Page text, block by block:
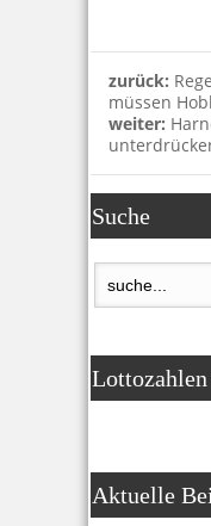
zurück:
müssen
weiter:
Suche
Aktuelle